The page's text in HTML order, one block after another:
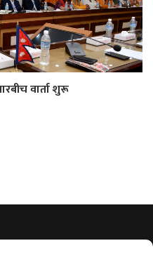
वार्ता शुरू